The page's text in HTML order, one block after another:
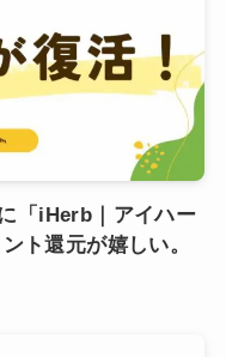
「iHerb｜アイハー
ト還元が嬉しい。